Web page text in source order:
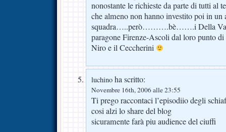
nonostante le richieste da parte di tutti
che almeno non hanno investito poi in un
squadra…..però……….bè…….i Della
paragone Firenze-Ascoli dal loro punto
Niro e il Ceccherini
luchino ha scritto:
Novembre 16th, 2006 alle 23:55
Ti prego raccontaci l’episodiio degli
cosi alzi lo share del blog
sicuramente farà piu audience del ciuffi